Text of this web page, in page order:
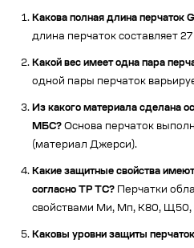
Какова полная длина перчаток
длина перчаток составляет
Какой вес имеет одна пара
одной пары перчаток
Из какого материала сделана
МБС? Основа перчаток
(материал Джерси).
Какие защитные свойства
согласно ТР ТС? Перчатки
свойствами Ми, Мп, К80, Щ50,
Каковы уровни защиты